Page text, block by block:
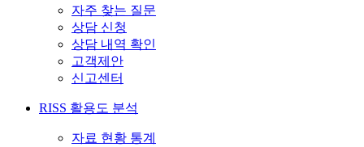
자주 찾는 질문
상담 신청
상담 내역 확인
고객제안
신고센터
RISS 활용도 분석
자료 현황 통계